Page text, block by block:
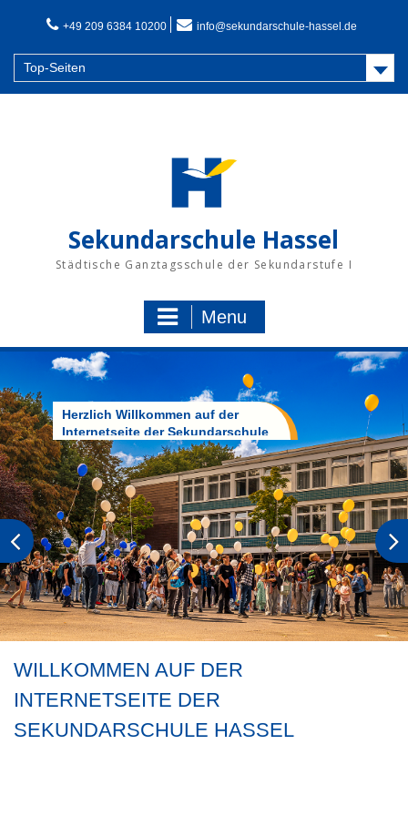
+49 209 6384 10200 info@sekundarschule-hassel.de
Top-Seiten
Sekundarschule Hassel
Städtische Ganztagsschule der Sekundarstufe I
Menu
Herzlich Willkommen auf der
Internetseite der Sekundarschule
Hassel
WILLKOMMEN AUF DER
INTERNETSEITE DER
SEKUNDARSCHULE HASSEL